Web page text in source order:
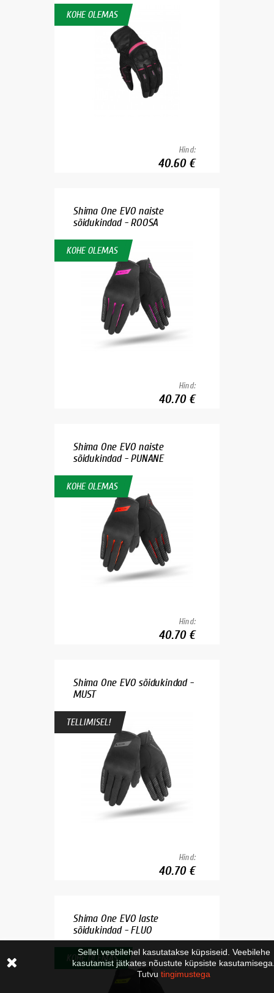
KOHE OLEMAS
Hind:
40.60 €
Shima One EVO naiste
sõidukindad - ROOSA
KOHE OLEMAS
Hind:
40.70 €
Shima One EVO naiste
sõidukindad - PUNANE
KOHE OLEMAS
Hind:
40.70 €
Shima One EVO sõidukindad -
MUST
TELLIMISEL!
Hind:
40.70 €
Shima One EVO laste
sõidukindad - FLUO
KOHE OLEMAS
Sellel veebilehel kasutatakse küpsiseid. Veebilehe
kasutamist jätkates nõustute küpsiste
Tutvu tingimustega